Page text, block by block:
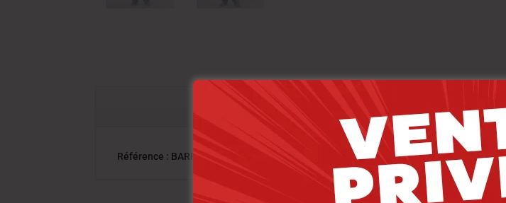
Livraison
Référence : BARRY-38 MALCA FIL LL | Catégorie : JEANS FILLE | Couleur : DENIM BLEU